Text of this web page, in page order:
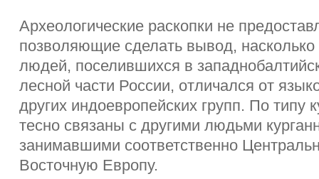
Археологические раскопки не
позволяющие сделать вывод, насколько
людей, поселившихся в
лесной части России, отличался от
других индоевропейских групп. По типу
тесно связаны с другими людьми
занимавшими соответственно
Восточную Европу.